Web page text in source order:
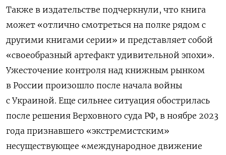
Также в издательстве подчеркнули, что книга
может «отлично смотреться на полке рядом с
другими книгами серии» и представляет собой
«своеобразный артефакт удивительной эпохи».
Ужесточение контроля над книжным рынком
в России произошло после начала войны
с Украиной. Еще сильнее ситуация обострилась
после решения Верховного суда РФ, в ноябре 2023
года признавшего «экстремистским»
несуществующее «международное движение